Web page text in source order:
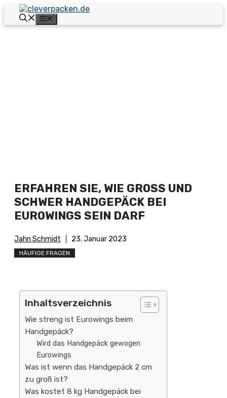
Zum
Inhalt
springen
ERFAHREN SIE, WIE GROSS UND S
CHWER HANDGEPÄCK BEI E
UROWINGS SEIN DARF
Jahn Schmidt 23. Januar 2023
HÄUFIGE FRAGEN
Inhaltsverzeichnis
Wie streng ist Eurowings beim
Handgepäck?
Wird das Handgepäck gewogen
Eurowings
Was ist wenn das Handgepäck 2 cm
zu groß ist?
Was kostet 8 kg Handgepäck bei